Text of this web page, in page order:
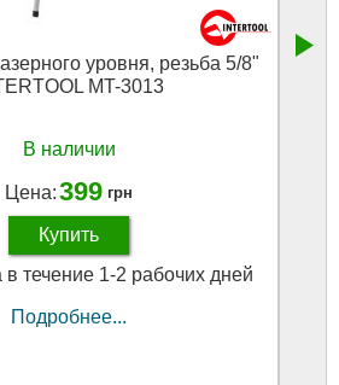
уровня, резьба 5/8"
MT-3013
В наличии
Цена:399 грн
Купить
в течение 1-2 рабочих дней
Подробнее...